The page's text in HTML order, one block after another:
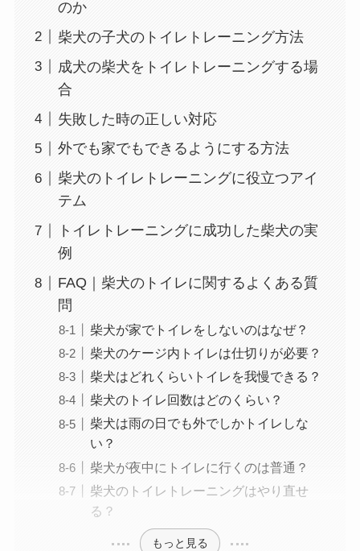
のか
柴犬の子犬のトイレトレーニング方法
成犬の柴犬をトイレトレーニングする場
合
失敗した時の正しい対応
外でも家でもできるようにする方法
柴犬のトイレトレーニングに役立つアイ
テム
トイレトレーニングに成功した柴犬の実
例
FAQ｜柴犬のトイレに関するよくある質
問
柴犬が家でトイレをしないのはなぜ？
柴犬のケージ内トイレは仕切りが必要？
柴犬はどれくらいトイレを我慢できる？
柴犬のトイレ回数はどのくらい？
柴犬は雨の日でも外でしかトイレしな
い？
柴犬が夜中にトイレに行くのは普通？
柴犬のトイレトレーニングはやり直せ
る？
もっと見る